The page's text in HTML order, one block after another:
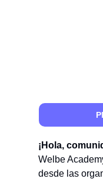
¡Hola,
Welbe
desde las